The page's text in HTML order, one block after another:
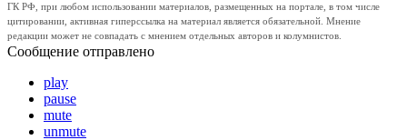
ГК РФ, при любом использовании материалов, размещенных на портале, в том числе
цитировании, активная гиперссылка на материал является обязательной. Мнение
редакции может не совпадать с мнением отдельных авторов и колумнистов.
Сообщение отправлено
play
pause
mute
unmute